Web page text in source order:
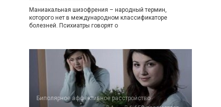
Маниакальная шизофрения – народный термин,
которого нет в международном классификаторе
болезней. Психиатры говорят о
Биполярное аффективное расстройство